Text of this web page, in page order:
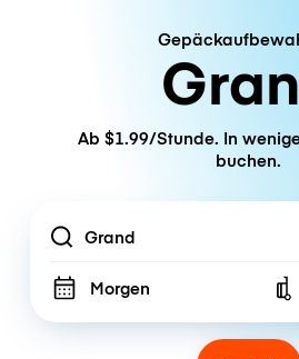
Ab $1.99/Stunde. In
buchen.
Location
Morgen